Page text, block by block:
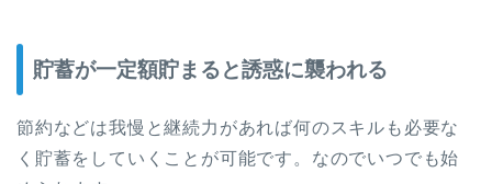
貯蓄が一定額貯まると誘惑に襲われる
節約などは我慢と継続力があれば何のスキルも必要な
く貯蓄をしていくことが可能です。なのでいつでも始